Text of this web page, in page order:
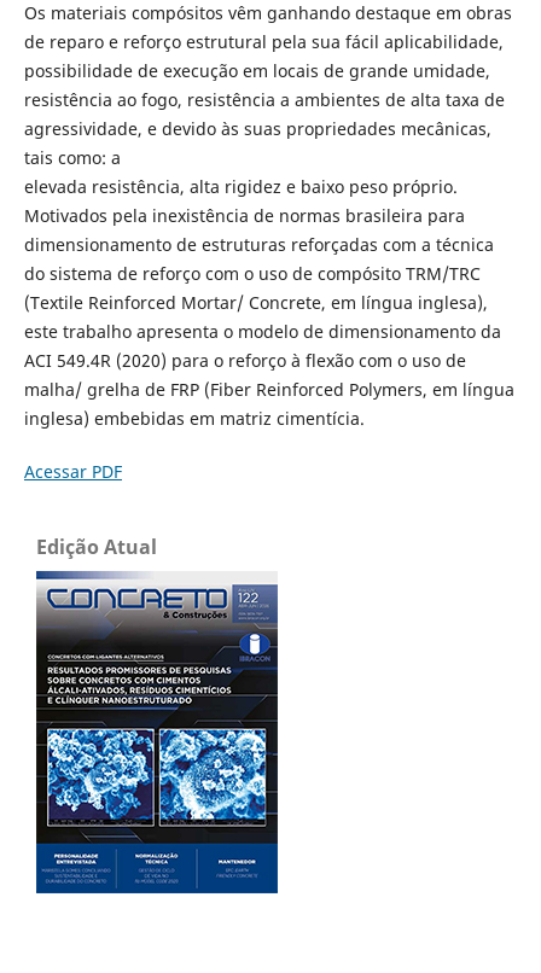
Os materiais compósitos vêm ganhando destaque em obras
de reparo e reforço estrutural pela sua fácil aplicabilidade,
possibilidade de execução em locais de grande umidade,
resistência ao fogo, resistência a ambientes de alta taxa de
agressividade, e devido às suas propriedades mecânicas,
tais como: a
elevada resistência, alta rigidez e baixo peso próprio.
Motivados pela inexistência de normas brasileira para
dimensionamento de estruturas reforçadas com a técnica
do sistema de reforço com o uso de compósito TRM/TRC
(Textile Reinforced Mortar/ Concrete, em língua inglesa),
este trabalho apresenta o modelo de dimensionamento da
ACI 549.4R (2020) para o reforço à flexão com o uso de
malha/ grelha de FRP (Fiber Reinforced Polymers, em língua
inglesa) embebidas em matriz cimentícia.
Acessar PDF
Edição Atual